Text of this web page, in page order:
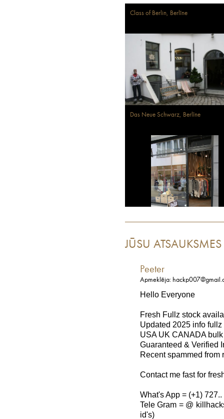
Class of Berlin, Berlīne
Das Neue Schwarz, Berlīne
JŪSU ATSAUKSMES
Peeter
Apmeklēja:
Hello Everyone
Fresh Fullz stock
Updated 2025 info fullz
USA UK CANADA
Guaranteed & Verified
Recent spammed from
Contact me fast for
What's App = (+1)
Tele Gram = @
id's)